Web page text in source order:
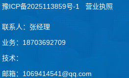
豫ICP备2025113859号-1
营业执照
联系人：张经理
业务：18703692709
技术：
邮箱：1069414541@qq.com